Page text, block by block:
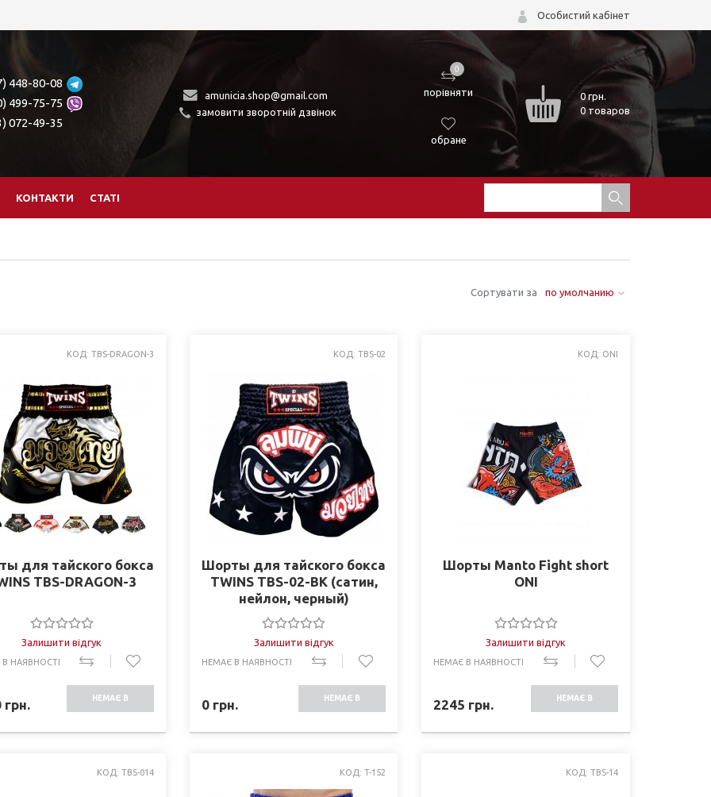
Особистий кабінет
448-80-08
499-75-75
072-49-35
amunicia.shop@gmail.com
замовити зворотній дзвінок
0
порівняти
обране
0грн.
0 товаров
КОНТАКТИ СТАТІ
Сортувати за по умолчанию
КОД: TBS-DRAGON-3
для тайского бокса
TBS-DRAGON-3
Залишити відгук
НАЯВНОСТІ
грн. НЕМАЄ В
КОД: TBS-02
Шорты для тайского бокса
TWINS TBS-02-BK (сатин,
нейлон, черный)
Залишити відгук
НЕМАЄ В НАЯВНОСТІ
0грн. НЕМАЄ В
КОД: ONI
Шорты Manto Fight short
ONI
Залишити відгук
НЕМАЄ В НАЯВНОСТІ
2245 грн. НЕМАЄ В
КОД: TBS-014 КОД: T-152 КОД: TBS-14